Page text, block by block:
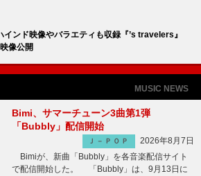
ンド映像やバラエティも収録『’s travelers』
像公開
MUSIC NEWS
Bimi、サマーチューン3曲第1弾
「Bubbly」配信開始
Ｊ－ＰＯＰ
2026年8月7日
Bimiが、新曲「Bubbly」を各音楽配信サイト
で配信開始した。 「Bubbly」は、9月13日に